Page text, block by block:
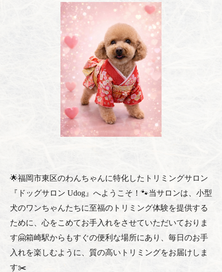
🌟福岡市東区のわんちゃんに特化したトリミングサロン
『ドッグサロン Udog』へようこそ！🐾当サロンは、小型
犬のワンちゃんたちに至福のトリミング体験を提供する
ために、心をこめてお手入れをさせていただいておりま
す🤗箱崎駅からもすぐの便利な場所にあり、毎日のお手
入れを楽しむように、質の高いトリミングをお届けしま
す✂️